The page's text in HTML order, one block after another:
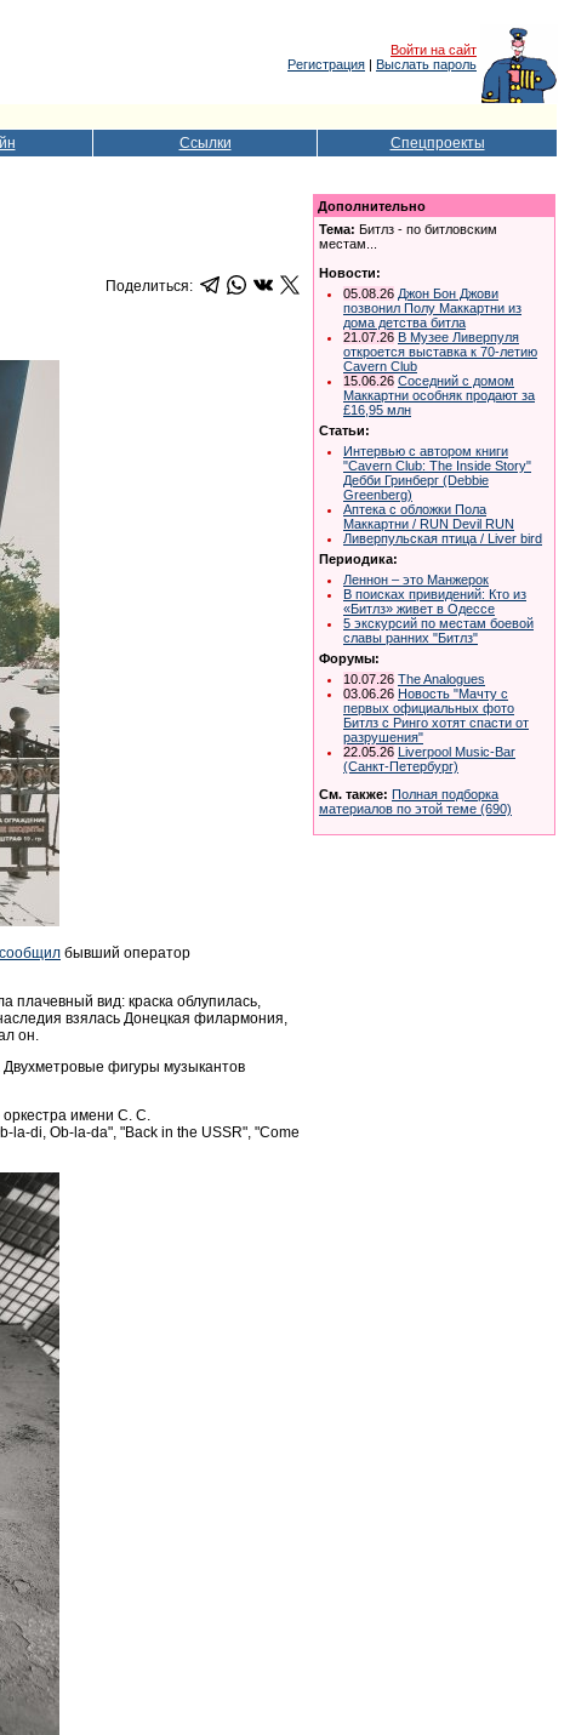
Войти на сайт
Регистрация | Выслать пароль
Ссылки Спецпроекты
Поделиться:
сообщил бывший оператор
плачевный вид: краска облупилась,
взялась Донецкая филармония,
он.
Двухметровые фигуры музыкантов
имени С. С.
la-di, Ob-la-da", "Back in the USSR", "Come
Дополнительно
Тема: Битлз - по битловским
местам...
Новости:
05.08.26 Джон Бон Джови
позвонил Полу Маккартни из
дома детства битла
21.07.26 В Музее Ливерпуля
откроется выставка к 70-летию
Cavern Club
15.06.26 Соседний с домом
Маккартни особняк продают за
£16,95 млн
Статьи:
Интервью с автором книги
"Cavern Club: The Inside Story"
Дебби Гринберг (Debbie
Greenberg)
Аптека с обложки Пола
Маккартни / RUN Devil RUN
Ливерпульская птица / Liver bird
Периодика:
Леннон – это Манжерок
В поисках привидений: Кто из
«Битлз» живет в Одессе
5 экскурсий по местам боевой
славы ранних "Битлз"
Форумы:
10.07.26 The Analogues
03.06.26 Новость "Мачту с
первых официальных фото
Битлз с Ринго хотят спасти от
разрушения"
22.05.26 Liverpool Music-Bar
(Санкт-Петербург)
См. также: Полная подборка
материалов по этой теме (690)